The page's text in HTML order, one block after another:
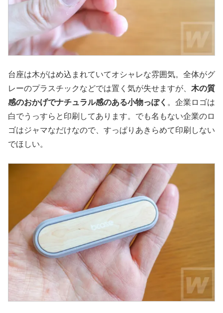
台座は木がはめ込まれていてオシャレな雰囲気。全体がグ
レーのプラスチックなどでは置く気が失せますが、 木の質
感のおかげでナチュラル感のある小物っぽく 。企業ロゴは
白でうっすらと印刷してあります。でも名もない企業のロ
ゴはジャマなだけなので、すっぱりあきらめて印刷しない
でほしい。